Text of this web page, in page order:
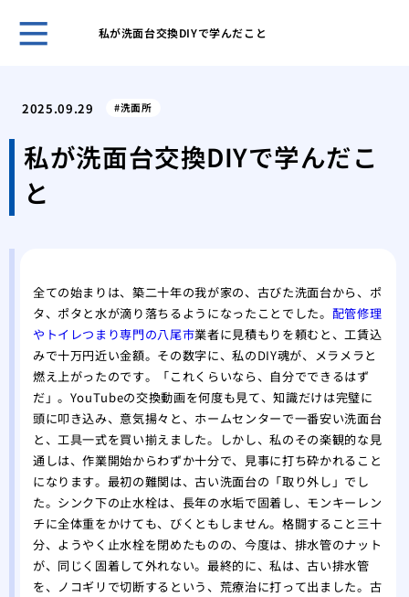
私が洗面台交換DIYで学んだこと
解
台
洗
方
特
処法
2025.09.29 洗面所
私が洗面台交換DIYで学んだこ
と
全ての始まりは、築二十年の我が家の、古びた洗面台から、ポ
タ、ポタと水が滴り落ちるようになったことでした。 配管修理
やトイレつまり専門の八尾市業者に見積もりを頼むと、工賃込
みで十万円近い金額。その数字に、私のDIY魂が、メラメラと
燃え上がったのです。「これくらいなら、自分でできるはず
だ」。YouTubeの交換動画を何度も見て、知識だけは完璧に
頭に叩き込み、意気揚々と、ホームセンターで一番安い洗面台
と、工具一式を買い揃えました。しかし、私のその楽観的な見
通しは、作業開始からわずか十分で、見事に打ち砕かれること
になります。最初の難関は、古い洗面台の「取り外し」でし
た。シンク下の止水栓は、長年の水垢で固着し、モンキーレン
チに全体重をかけても、びくともしません。格闘すること三十
分、ようやく止水栓を閉めたものの、今度は、排水管のナット
が、同じく固着して外れない。最終的に、私は、古い排水管
を、ノコギリで切断するという、荒療治に打って出ました。古